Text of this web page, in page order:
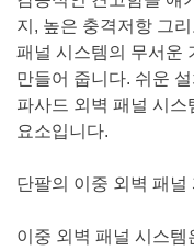
지, 높은 충격저항 그
패널 시스템의 무서운
만들어 줍니다. 쉬운
파사드 외벽 패널 시
요소입니다.
단팔의 이중 외벽 패
이중 외벽 패널 시스